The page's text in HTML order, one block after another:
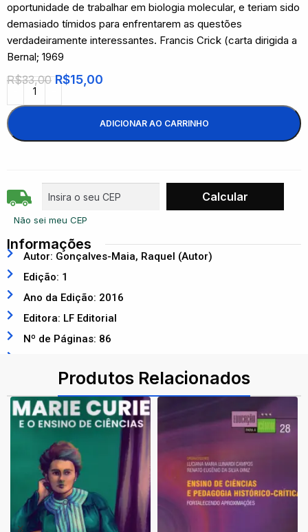
oportunidade de trabalhar em biologia molecular, e teriam sido
demasiado tímidos para enfrentarem as questões
verdadeiramente interessantes. Francis Crick (carta dirigida a
Bernal; 1969
R$33,00 R$15,00
ADICIONAR AO CARRINHO
Não sei meu CEP
Informações
Autor: Gonçalves-Maia, Raquel (Autor)
Edição: 1
Ano da Edição: 2016
Editora: LF Editorial
Nº de Páginas: 86
Produtos Relacionados